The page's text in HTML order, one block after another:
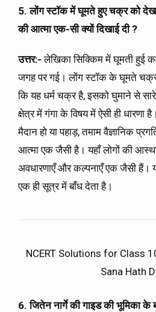
5. लोंग स्टॉक में घूमते हुए चक्र को
की आत्मा एक-सी क्यों दिखाई दी?
उत्तर:-लेखिका सिक्किम में घूमती हुई
जगह पर गई। लोंग स्टॉक के घूमते चक्र
कि यह धर्म चक्र है, इसको घुमाने से
क्षेत्र में गंगा के विषय में ऐसी ही धारणा
मैदान हो या पहाड़, तमाम वैज्ञानिक
आत्मा एक जैसी है। यहाँ लोगों की
अवधारणाएँ और कल्पनाएँ एक जैसी हैं।
एक ही सूत्र में बाँध देता है।
NCERT Solutions for Class
Sana Hath
6. जितेन नार्गे की गाइड की भूमिका के